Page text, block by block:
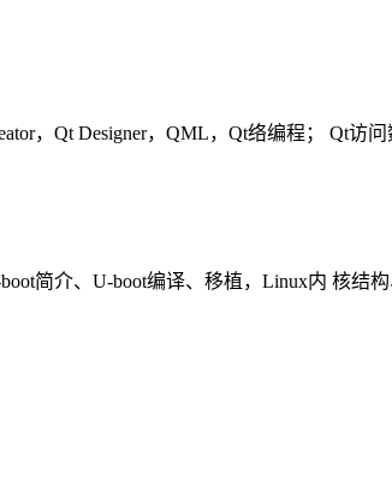
，Qt Designer，QML，Qt络编程； Qt访
简介、U-boot编译、移植，Linux内 核结